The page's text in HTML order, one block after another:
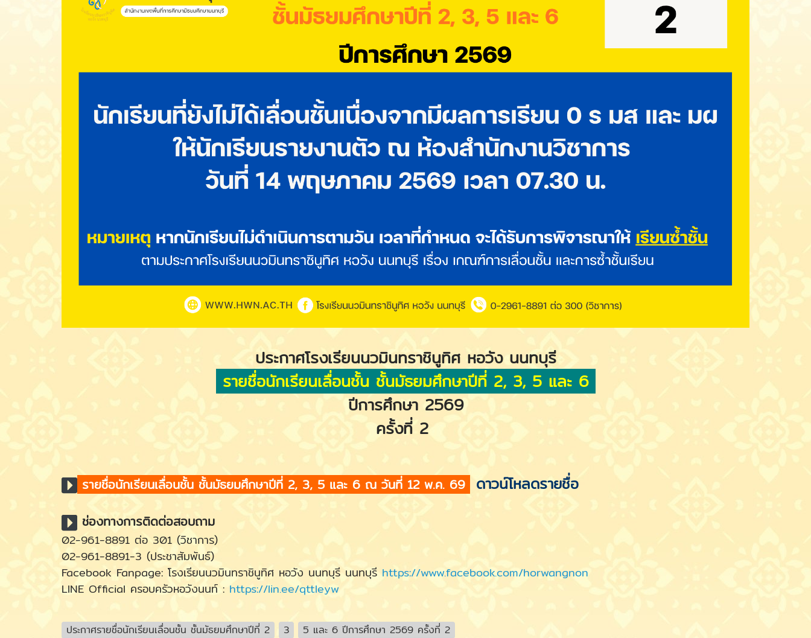
ประกาศโรงเรียนนวมินทราชินูทิศ หอวัง นนทบุรี
รายชื่อนักเรียนเลื่อนชั้น ชั้นมัธยมศึกษาปีที่ 2, 3, 5 และ 6
ปีการศึกษา 2569
ครั้งที่ 2
รายชื่อนักเรียนเลื่อนชั้น ชั้นมัธยมศึกษาปีที่ 2, 3, 5 และ 6 ณ วันที่ 12 พ.ค. 69 ดาวน์โหลดรายชื่อ
ช่องทางการติดต่อสอบถาม
02-961-8891 ต่อ 301 (วิชาการ)
02-961-8891-3 (ประชาสัมพันธ์)
Facebook Fanpage: โรงเรียนนวมินทราชินูทิศ หอวัง นนทบุรี นนทบุรี https://www.facebook.com/horwangnon
LINE Official ครอบครัวหอวังนนท์ : https://lin.ee/qttIeyw
ประกาศรายชื่อนักเรียนเลื่อนชั้น ชั้นมัธยมศึกษาปีที่ 2 3 5 และ 6 ปีการศึกษา 2569 ครั้งที่ 2